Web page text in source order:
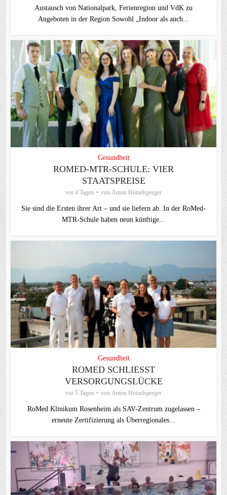
Austausch von Nationalpark, Ferienregion und VdK zu
Angeboten in der Region Sowohl „Indoor als auch...
Gesundheit
ROMED-MTR-SCHULE: VIER
STAATSPREISE
vor 4 Tagen von Anton Hötzelsperger
Sie sind die Ersten ihrer Art – und sie liefern ab. In der RoMed-
MTR-Schule haben neun künftige...
Gesundheit
ROMED SCHLIESST V
ERSORGUNGSLÜCKE
vor 5 Tagen von Anton Hötzelsperger
RoMed Klinikum Rosenheim als SAV-Zentrum zugelassen –
erneute Zertifizierung als Überregionales...